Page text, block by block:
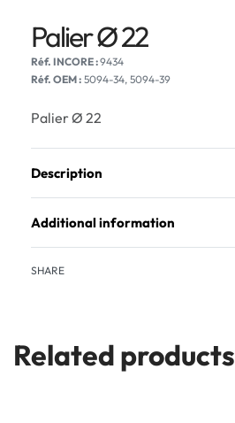
Palier Ø 22
9434
Réf. OEM : 5094-34, 5094-39
Palier Ø 22
Description
Additional information
SHARE
Related products